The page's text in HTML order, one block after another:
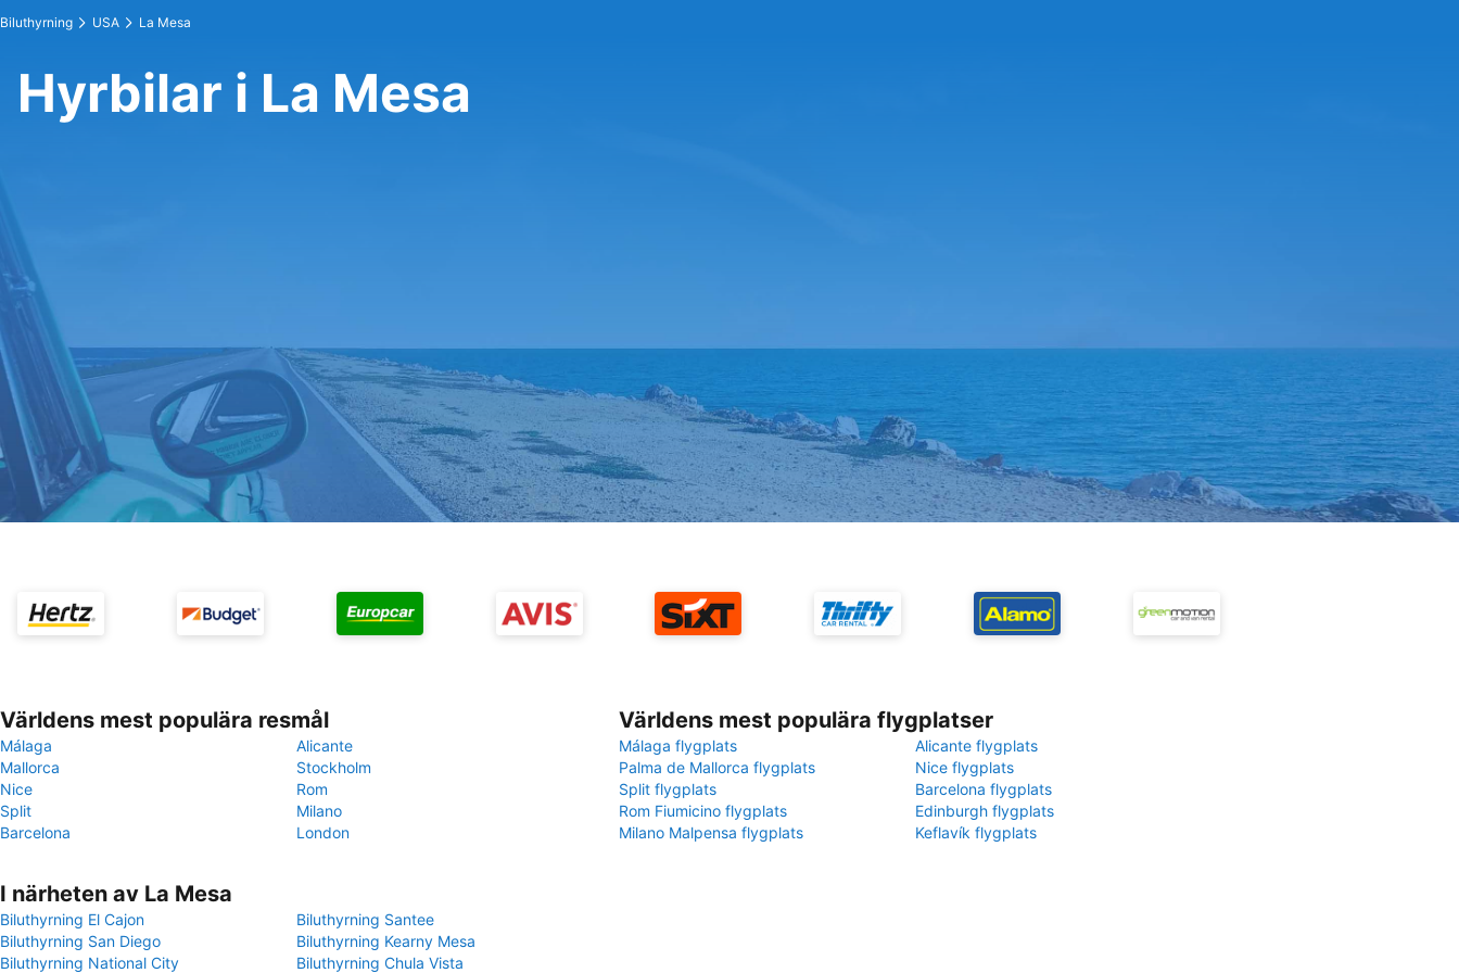
Biluthyrning USA La Mesa
Hyrbilar i La Mesa
Världens mest populära resmål
Málaga
Alicante
Mallorca
Stockholm
Nice
Rom
Split
Milano
Barcelona
London
Världens mest populära flygplatser
Málaga flygplats
Alicante flygplats
Palma de Mallorca flygplats
Nice flygplats
Split flygplats
Barcelona flygplats
Rom Fiumicino flygplats
Edinburgh flygplats
Milano Malpensa flygplats
Keflavík flygplats
I närheten av La Mesa
Biluthyrning El Cajon
Biluthyrning Santee
Biluthyrning San Diego
Biluthyrning Kearny Mesa
Biluthyrning National City
Biluthyrning Chula Vista